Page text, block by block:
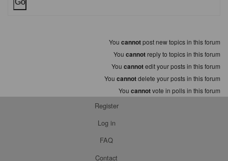
You cannotpost new topics in this forum
You cannot reply to topics in this forum
You cannotedit your posts in this forum
You cannotdelete your posts in this forum
You cannotvote in polls in this forum
Register
Log in
FAQ
Contact